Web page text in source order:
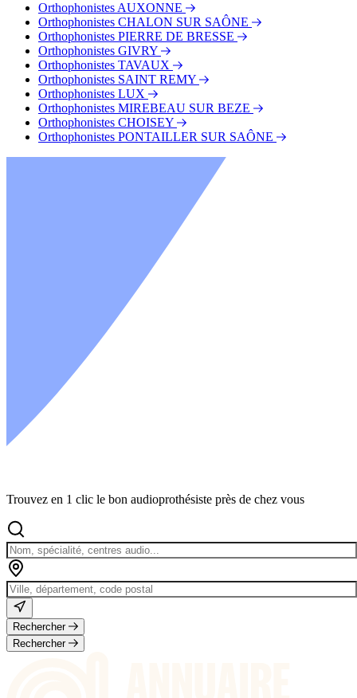
Orthophonistes AUXONNE
Orthophonistes CHALON SUR SAÔNE
Orthophonistes PIERRE DE BRESSE
Orthophonistes GIVRY
Orthophonistes TAVAUX
Orthophonistes SAINT REMY
Orthophonistes LUX
Orthophonistes MIREBEAU SUR BEZE
Orthophonistes CHOISEY
Orthophonistes PONTAILLER SUR SAÔNE
Trouvez en 1 clic le bon audioprothésiste près de chez vous
Rechercher
Rechercher